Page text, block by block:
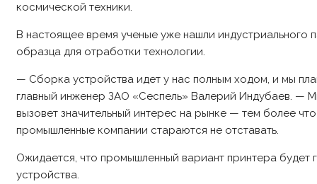
космической техники.
В настоящее время ученые уже нашли индустриального
образца для отработки технологии.
— Сборка устройства идет у нас полным ходом, и мы
главный инженер ЗАО «Сеспель» Валерий Индубаев. —
вызовет значительный интерес на рынке — тем более
промышленные компании стараются не отставать.
Ожидается, что промышленный вариант принтера будет
устройства.